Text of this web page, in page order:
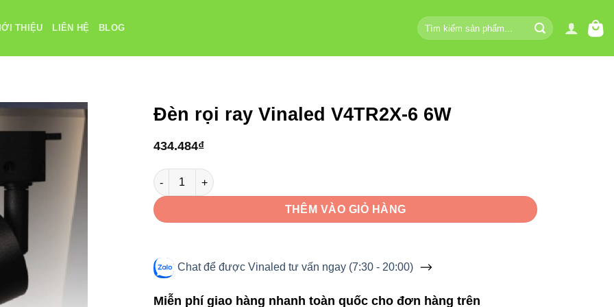
THIỆU LIÊN HỆ BLOG
Tìm
kiếm:
Đèn rọi ray Vinaled V4TR2X-6 6W
434.484₫
Đèn rọi ray Vinaled V4TR2X-6 6W số lượng
THÊM VÀO GIỎ HÀNG
Chat để được Vinaled tư vấn ngay (7:30 - 20:00)
Miễn phí giao hàng nhanh toàn quốc cho đơn hàng trên